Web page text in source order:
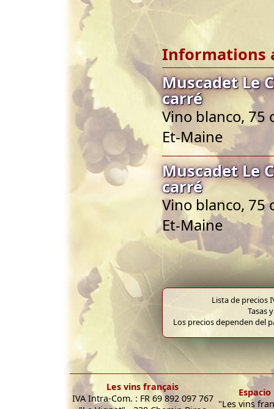
Informations
Muscadet Le
carré
Vino blanco, 75
Et-Maine
Muscadet Le
carré
Vino blanco, 75
Et-Maine
Lista de precios
Tasas
Los precios dependen del
Les vins français
IVA Intra-Com. : FR 69 892 097 767 "Les vins